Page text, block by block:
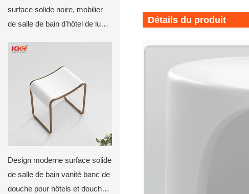
surface solide noire, mobilier
de salle de bain d'hôtel de luxe,
contrats
Design moderne surface solide
de salle de bain vanité banc de
douche pour hôtels et douches
Détails du produit